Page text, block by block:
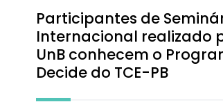
Participantes de
Internacional realizado
UnB conhecem o
Decide do TCE-PB